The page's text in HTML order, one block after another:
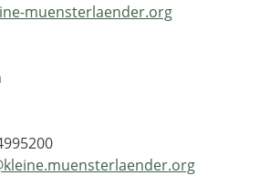
muensterlaender.org